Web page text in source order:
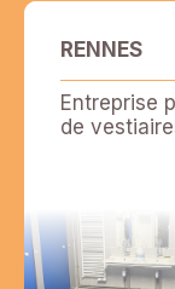
RENNES
Entreprise
de